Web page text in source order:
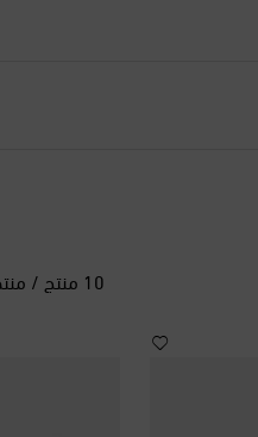
10 منتج / منتجات